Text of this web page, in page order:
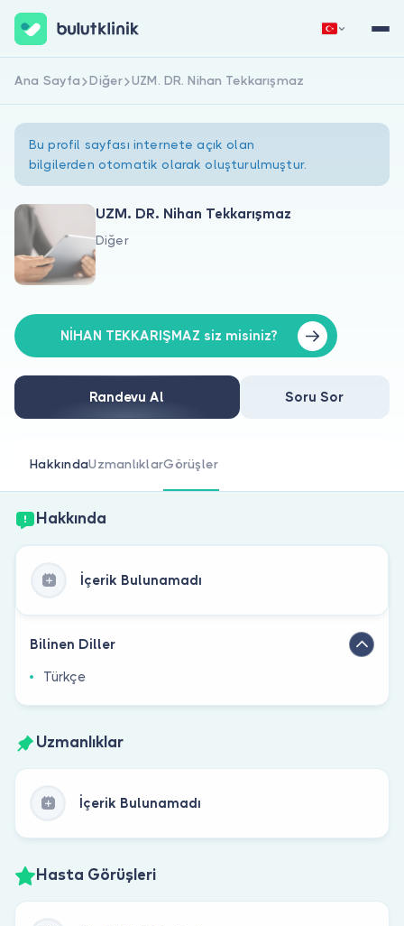
Hakkımızda
Doktorlar için
Doktor musunuz?
Hemen Kaydol Giriş Yap
Ana Sayfa Diğer UZM. DR. Nihan Tekkarışmaz
Bu profil sayfası internete açık olan
bilgilerden otomatik olarak oluşturulmuştur.
UZM. DR. Nihan Tekkarışmaz
Diğer
NİHAN TEKKARIŞMAZ siz misiniz?
Randevu Al Soru Sor
HakkındaUzmanlıklarGörüşler
Hakkında
İçerik Bulunamadı
Bilinen Diller
Türkçe
Uzmanlıklar
İçerik Bulunamadı
Hasta Görüşleri